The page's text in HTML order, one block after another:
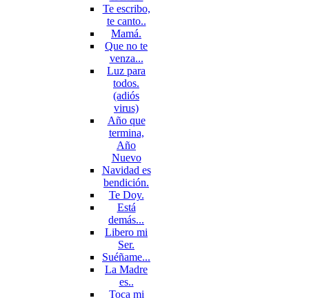
Te escribo,
te canto..
Mamá.
Que no te
venza...
Luz para
todos.
(adiós
virus)
Año que
termina,
Año
Nuevo
Navidad es
bendición.
Te Doy.
Está
demás...
Libero mi
Ser.
Suéñame...
La Madre
es..
Toca mi